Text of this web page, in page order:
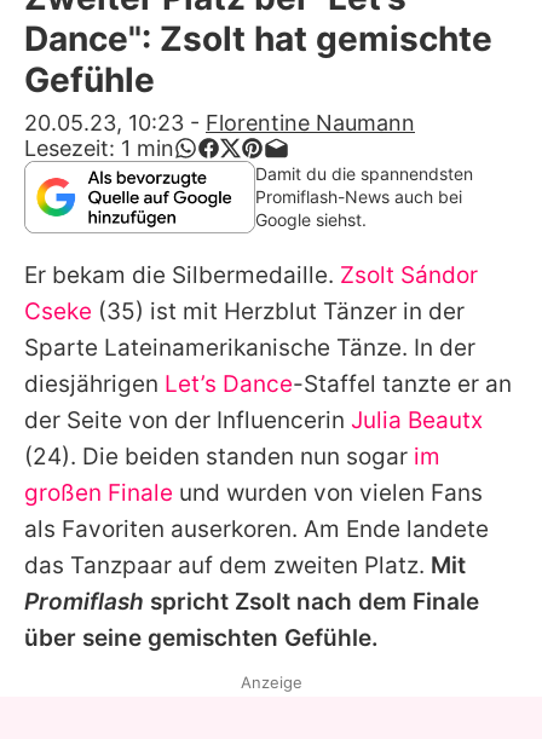
Alle Themen auf Promiflash
App runterladen
Team
Redaktionelle Richtlinien
Impressum
Datenschutzerklärung
Nutzungsbedingungen
Utiq verwalten
Dance": Zsolt hat gemischte
Gefühle
20.05.23, 10:23 - Florentine Naumann
Lesezeit: 1 min
Damit du die spannendsten
Promiflash-News auch bei
Google siehst.
Er bekam die Silbermedaille. Zsolt Sándor
Cseke (35) ist mit Herzblut Tänzer in der
Sparte Lateinamerikanische Tänze. In der
diesjährigen Let’s Dance-Staffel tanzte er an
der Seite von der Influencerin Julia Beautx
(24). Die beiden standen nun sogar im
großen Finale und wurden von vielen Fans
als Favoriten auserkoren. Am Ende landete
das Tanzpaar auf dem zweiten Platz. Mit
Promiflash spricht Zsolt nach dem Finale
über seine gemischten Gefühle.
Anzeige